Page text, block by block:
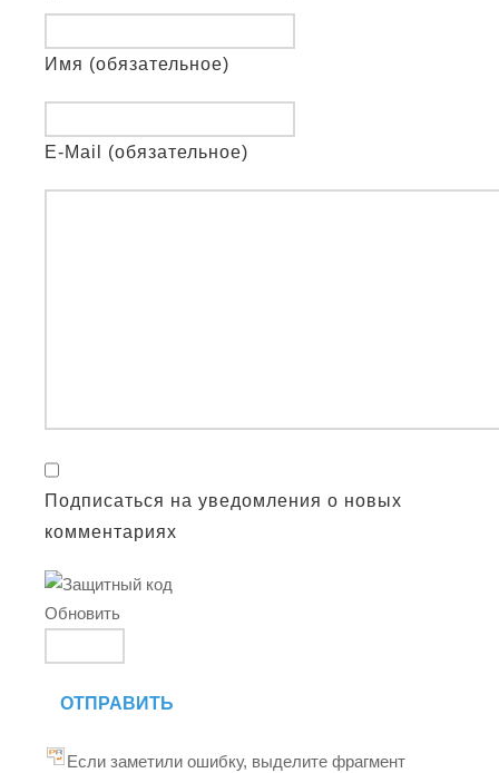
Имя (обязательное)
E-Mail (обязательное)
Подписаться на уведомления о новых
комментариях
Обновить
ОТПРАВИТЬ
Если заметили ошибку, выделите фрагмент